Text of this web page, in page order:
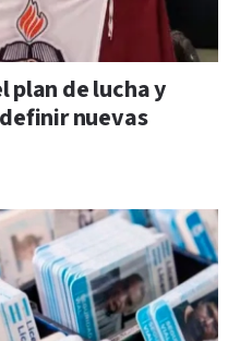
plan de lucha y
nuevas